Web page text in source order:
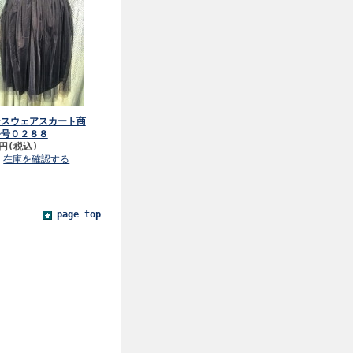
ウェアスカート商
０２８８
(税込)
在庫を確認する
page top